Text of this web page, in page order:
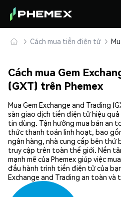
Cách mua tiền điện tử
Cách mua Gem
(GXT) trên Phemex
Mua Gem Exchange and Trading
sàn giao dịch tiền điện tử hiệu
tin dùng. Tận hưởng mua bán an
thức thanh toán linh hoạt, bao
ngân hàng, nhà cung cấp bên thứ
truy cập trên toàn thế giới. Nền
mạnh mẽ của Phemex giúp việc
đầu hành trình tiền điện tử của
Exchange and Trading an toàn và